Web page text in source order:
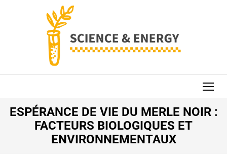
SCIENCE AND
ESPÉRANCE DE VIE DU MERLE NOIR :
FACTEURS BIOLOGIQUES ET
ENVIRONNEMENTAUX